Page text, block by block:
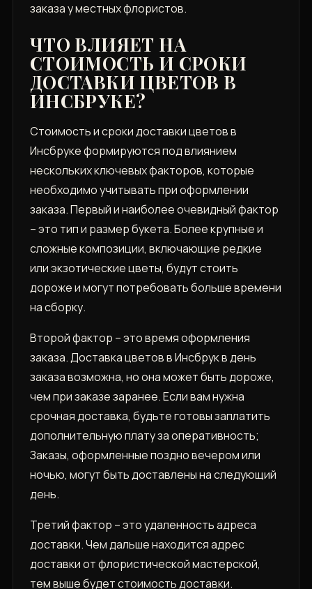
заказа у местных флористов.
ЧТО ВЛИЯЕТ НА
СТОИМОСТЬ И СРОКИ
ДОСТАВКИ ЦВЕТОВ В
ИНСБРУКЕ?
Стоимость и сроки доставки цветов в
Инсбруке формируются под влиянием
нескольких ключевых факторов, которые
необходимо учитывать при оформлении
заказа. Первый и наиболее очевидный фактор
– это тип и размер букета. Более крупные и
сложные композиции, включающие редкие
или экзотические цветы, будут стоить
дороже и могут потребовать больше времени
на сборку.
Второй фактор – это время оформления
заказа. Доставка цветов в Инсбрук в день
заказа возможна, но она может быть дороже,
чем при заказе заранее. Если вам нужна
срочная доставка, будьте готовы заплатить
дополнительную плату за оперативность;
Заказы, оформленные поздно вечером или
ночью, могут быть доставлены на следующий
день.
Третий фактор – это удаленность адреса
доставки. Чем дальше находится адрес
доставки от флористической мастерской,
тем выше будет стоимость доставки.